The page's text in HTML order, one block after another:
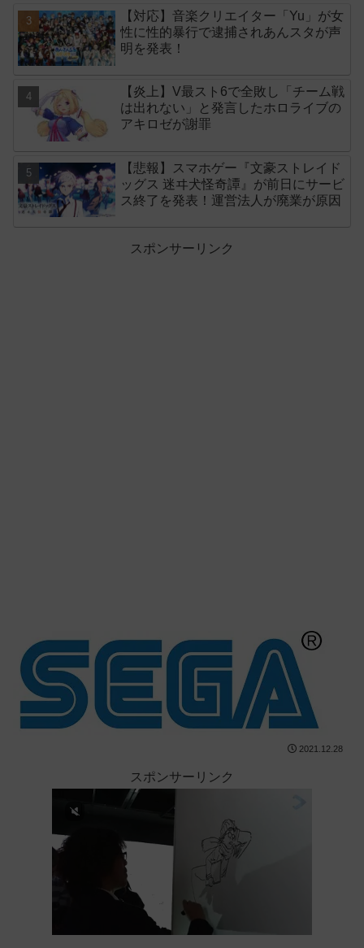
【対応】音楽クリエイター「Yu」が女
性に性的暴行で逮捕されあんスタが声
明を発表！
【炎上】V最スト6で全敗し「チーム戦
は出れない」と発言したホロライブの
アキロゼが謝罪
【悲報】スマホゲー『文豪ストレイド
ッグス 迷ヰ犬怪奇譚』が前日にサービ
ス終了を発表！運営法人が廃業が原因
スポンサーリンク
2021.12.28
スポンサーリンク